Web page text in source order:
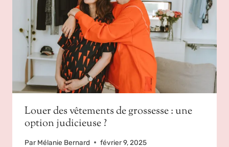
Louer des vêtements de grossesse : une
option judicieuse ?
Par Mélanie Bernard février 9, 2025